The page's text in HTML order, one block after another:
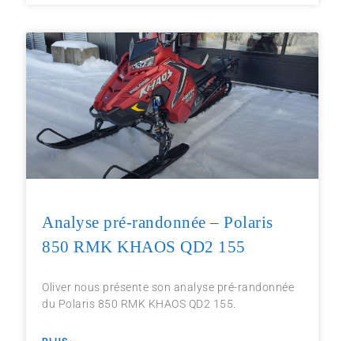
Analyse pré-randonnée – Polaris
850 RMK KHAOS QD2 155
Oliver nous présente son analyse pré-randonnée
du Polaris 850 RMK KHAOS QD2 155.